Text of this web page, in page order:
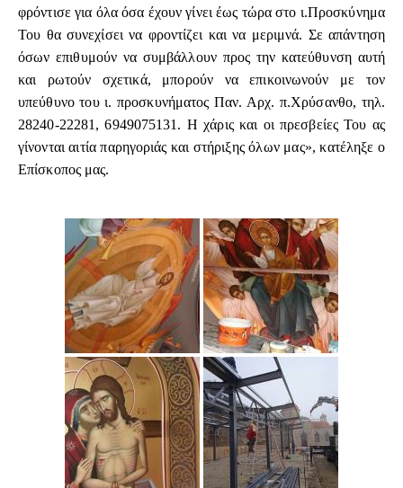
φρόντισε για όλα όσα έχουν γίνει έως τώρα στο ι.Προσκύνημα
Του θα συνεχίσει να φροντίζει και να μεριμνά. Σε απάντηση
όσων επιθυμούν να συμβάλλουν προς την κατεύθυνση αυτή
και ρωτούν σχετικά, μπορούν να επικοινωνούν με τον
υπεύθυνο του ι. προσκυνήματος Παν. Αρχ. π.Χρύσανθο, τηλ.
28240-22281, 6949075131. Η χάρις και οι πρεσβείες Του ας
γίνονται αιτία παρηγοριάς και στήριξης όλων μας», κατέληξε ο
Επίσκοπος μας.